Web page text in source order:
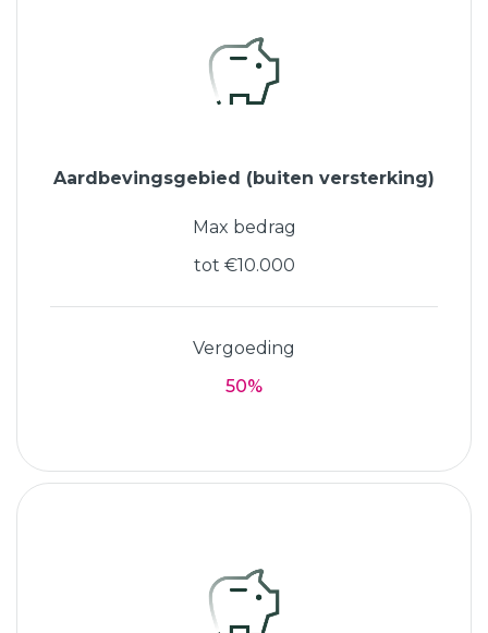
Aardbevingsgebied (buiten versterking)
Max bedrag
tot €10.000
Vergoeding
50%